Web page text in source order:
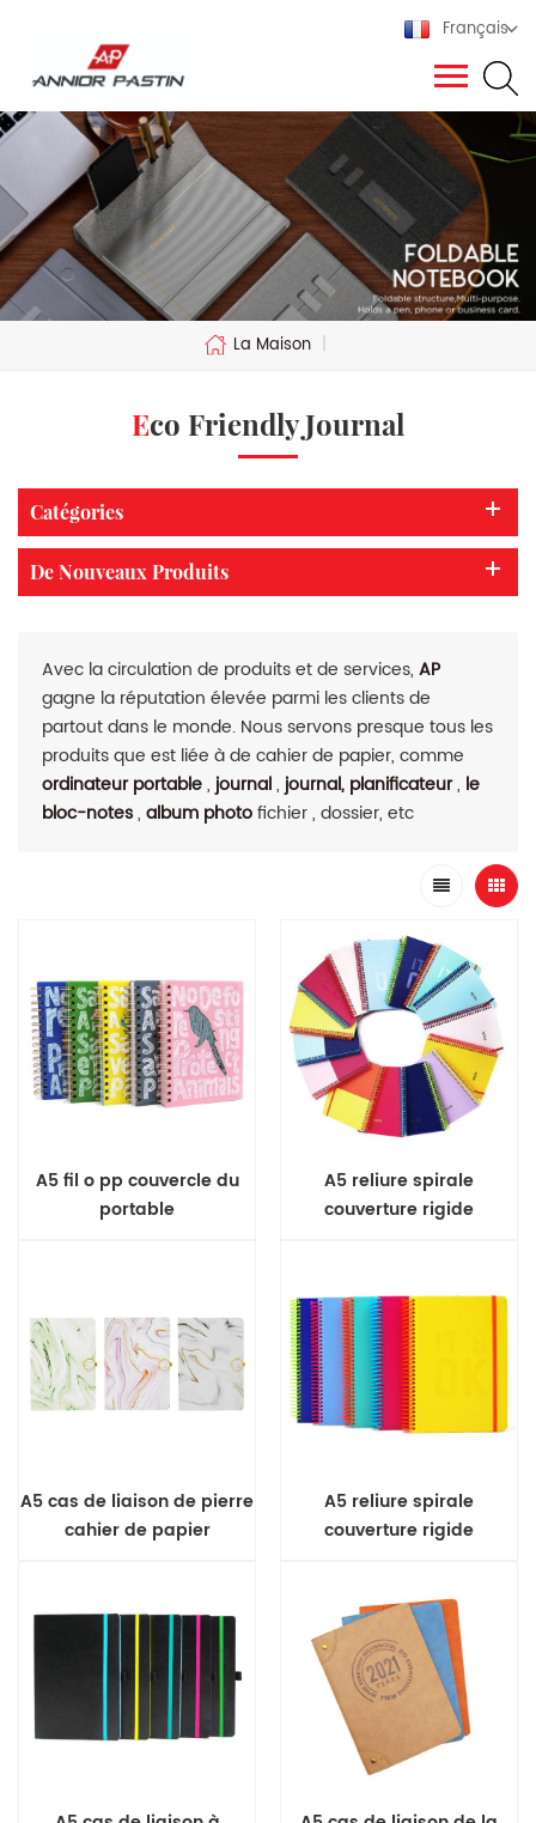
Français
La Maison |
Eco Friendly Journal
Catégories
De Nouveaux Produits
Avec la circulation de produits et de services, AP
gagne la réputation élevée parmi les clients de
partout dans le monde. Nous servons presque tous les
produits que est liée à de cahier de papier, comme
ordinateur portable, journal, journal, planificateur, le
bloc-notes, album photofichier , dossier, etc
A5 fil o pp couvercle du
portable
A5 reliure spirale
couverture rigide
A5 cas de liaison de pierre
cahier de papier
A5 reliure spirale
couverture rigide